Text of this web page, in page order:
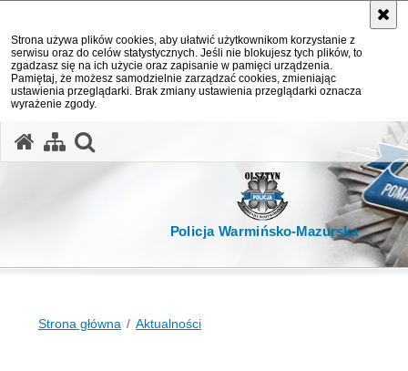
Strona używa plików cookies, aby ułatwić użytkownikom korzystanie z
serwisu oraz do celów statystycznych. Jeśli nie blokujesz tych plików, to
zgadzasz się na ich użycie oraz zapisanie w pamięci urządzenia.
Pamiętaj, że możesz samodzielnie zarządzać cookies, zmieniając
ustawienia przeglądarki. Brak zmiany ustawienia przeglądarki oznacza
wyrażenie zgody.
Policja Warmińsko-Mazurska
Strona główna Aktualności